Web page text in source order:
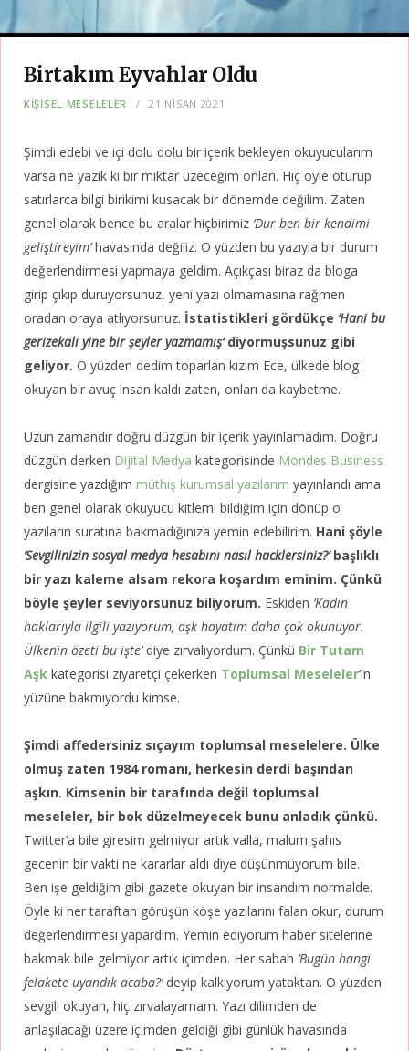
Birtakım Eyvahlar Oldu
KIŞISEL MESELELER 21 NISAN 2021
Şimdi edebi ve içi dolu dolu bir içerik bekleyen okuyucularım
varsa ne yazık ki bir miktar üzeceğim onları. Hiç öyle oturup
satırlarca bilgi birikimi kusacak bir dönemde değilim. Zaten
genel olarak bence bu aralar hiçbirimiz ‘Dur ben bir kendimi
geliştireyim’havasında değiliz. O yüzden bu yazıyla bir durum
değerlendirmesi yapmaya geldim. Açıkçası biraz da bloga
girip çıkıp duruyorsunuz, yeni yazı olmamasına rağmen
oradan oraya atlıyorsunuz. İstatistikleri gördükçe ‘Hani bu
gerizekalı yine bir şeyler yazmamış’diyormuşsunuz gibi
geliyor. O yüzden dedim toparlan kızım Ece, ülkede blog
okuyan bir avuç insan kaldı zaten, onları da kaybetme.
Uzun zamandır doğru düzgün bir içerik yayınlamadım. Doğru
düzgün derken Dijital Medya kategorisinde Mondes Business
dergisine yazdığım müthiş kurumsal yazılarım yayınlandı ama
ben genel olarak okuyucu kitlemi bildiğim için dönüp o
yazıların suratına bakmadığınıza yemin edebilirim. Hani şöyle
‘Sevgilinizin sosyal medya hesabını nasıl hacklersiniz?’başlıklı
bir yazı kaleme alsam rekora koşardım eminim. Çünkü
böyle şeyler seviyorsunuz biliyorum. Eskiden ‘Kadın
haklarıyla ilgili yazıyorum, aşk hayatım daha çok okunuyor.
Ülkenin özeti bu işte’diye zırvalıyordum. Çünkü Bir Tutam
Aşk kategorisi ziyaretçi çekerken Toplumsal Meseleler‘in
yüzüne bakmıyordu kimse.
Şimdi affedersiniz sıçayım toplumsal meselelere. Ülke
olmuş zaten 1984 romanı, herkesin derdi başından
aşkın. Kimsenin bir tarafında değil toplumsal
meseleler, bir bok düzelmeyecek bunu anladık çünkü.
Twitter’a bile giresim gelmiyor artık valla, malum şahıs
gecenin bir vakti ne kararlar aldı diye düşünmüyorum bile.
Ben işe geldiğim gibi gazete okuyan bir insandım normalde.
Öyle ki her taraftan görüşün köşe yazılarını falan okur, durum
değerlendirmesi yapardım. Yemin ediyorum haber sitelerine
bakmak bile gelmiyor artık içimden. Her sabah ‘Bugün hangi
felakete uyandık acaba?’deyip kalkıyorum yataktan. O yüzden
sevgili okuyan, hiç zırvalayamam. Yazı dilimden de
anlaşılacağı üzere içimden geldiği gibi günlük havasında